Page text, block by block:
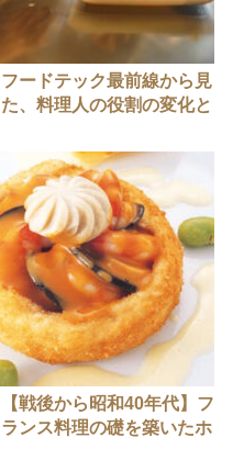
フードテック最前線から見
た、料理人の役割の変化と
【戦後から昭和40年代】フ
ランス料理の礎を築いたホ